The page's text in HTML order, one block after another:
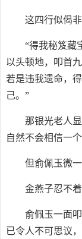
这四行似偈
“得我秘笈藏
以头顿地，叩首
若是违我遗命，
己。”
那银光老人
自然不会相信一
但俞佩玉微
金燕子忍不
俞佩玉一面
已令人不可思议